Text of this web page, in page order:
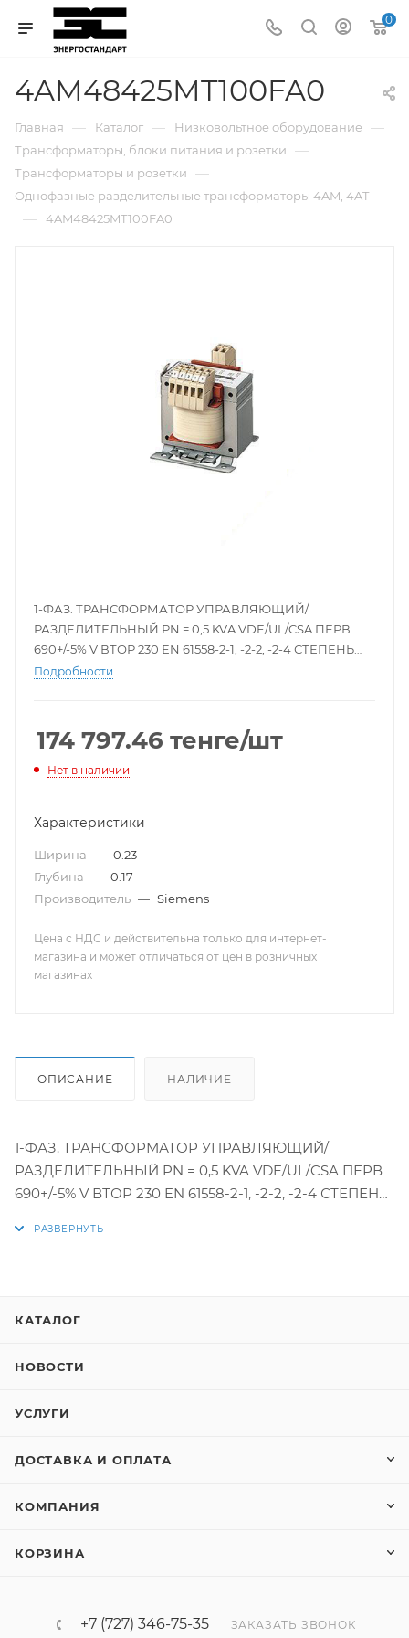
0
4AM48425MT100FA0
Главная — Каталог — Низковольтное оборудование —
Трансформаторы, блоки питания и розетки —
Трансформаторы и розетки —
Однофазные разделительные трансформаторы 4AM, 4AT
— 4AM48425MT100FA0
1-ФАЗ. ТРАНСФОРМАТОР УПРАВЛЯЮЩИЙ/
РАЗДЕЛИТЕЛЬНЫЙ PN = 0,5 KVA VDE/UL/CSA ПЕРВ
690+/-5% V ВТОР 230 EN 61558-2-1, -2-2, -2-4 СТЕПЕНЬ
ЗАЩИТЫ IP00 ВИНТОВЫЕ/ВТЫЧНЫЕ ЗАЖИМЫROL
Подробности
174 797.46 тенге/шт
Нет в наличии
Характеристики
Ширина — 0.23
Глубина — 0.17
Производитель — Siemens
Цена с НДС и действительна только для интернет-
магазина и может отличаться от цен в розничных
магазинах
ОПИСАНИЕ НАЛИЧИЕ
1-ФАЗ. ТРАНСФОРМАТОР УПРАВЛЯЮЩИЙ/
РАЗДЕЛИТЕЛЬНЫЙ PN = 0,5 KVA VDE/UL/CSA ПЕРВ
690+/-5% V ВТОР 230 EN 61558-2-1, -2-2, -2-4 СТЕПЕНЬ
КАТАЛОГ
НОВОСТИ
УСЛУГИ
ДОСТАВКА И ОПЛАТА
КОМПАНИЯ
КОРЗИНА
+7 (727) 346-75-35 ЗАКАЗАТЬ ЗВОНОК